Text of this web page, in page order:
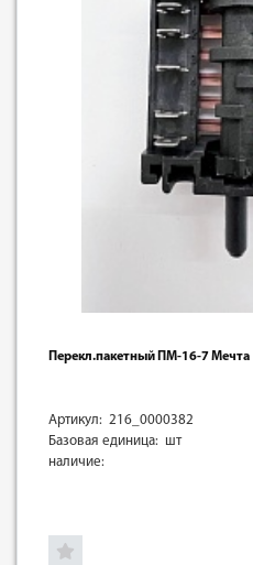
Перекл.пакетный ПМ-16-7 Мечта
Артикул: 216_0000382
Базовая единица: шт
наличие: